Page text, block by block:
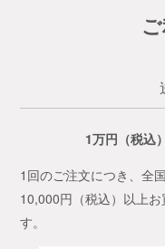
1万円（税込
1回のご注文につき、全
10,000円（税込）以上
す。